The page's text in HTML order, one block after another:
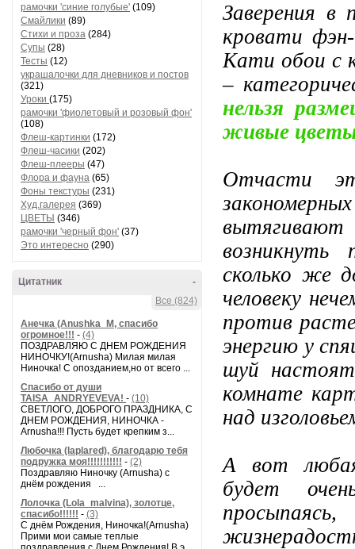
рамочки 'синие голубые' (109)
Смайлики (89)
Стихи и проза (284)
Супы (28)
Тесты (12)
украшалочки для дневников и постов
(321)
Уроки (175)
рамочки 'фиолетовый и розовый фон'
(108)
Флеш-картинки (172)
Флеш-часики (202)
Флеш-плееры (47)
Флора и фауна (65)
Фоны текстуры (231)
Худ.галерея (369)
ЦВЕТЫ (346)
рамочки 'черный фон' (37)
Это интересно (290)
-
Цитатник
Все (824)
Анечка (Anushka_M, спасибо
огромное!!! - (4)
ПОЗДРАВЛЯЮ С ДНЕМ РОЖДЕНИЯ
НИНОЧКУ!(Arnusha) Милая милая
Ниночка! С опозданием,но от всего ...
Спасибо от души
TAISA_ANDRYEVEVA! - (10)
СВЕТЛОГО, ДОБРОГО ПРАЗДНИКА, С
ДНЕМ РОЖДЕНИЯ, НИНОЧКА -
Arnusha!!! Пусть будет крепким з...
Любочка (laplared), благодарю тебя
подружка моя!!!!!!!!!!! - (2)
Поздравляю Ниночку (Arnusha) с
днём рождения ...
Лолочка (Lola_malvina), золотце,
спасибо!!!!!! - (3)
С днём Рождения, Ниночка!(Аrnusha)
Прими мои самые теплые
Заверения в
кровати
Кати обои с
–
нельзя
живые
Отчасти
вытягивают
сколько же
человеку
против
энергию у
шуй
комнате
над
А вот
будет